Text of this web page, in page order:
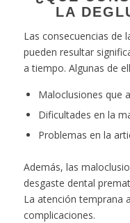
LA
Las consecuencias de
pueden resultar
a tiempo. Algunas de
Maloclusiones que
Dificultades en la
Problemas en la
Además, las
desgaste dental
La atención temprana
complicaciones.